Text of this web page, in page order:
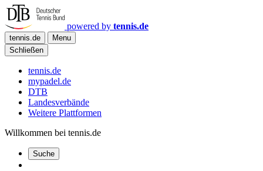
powered by tennis.de
tennis.de
Menu
Schließen
tennis.de
mypadel.de
DTB
Landesverbände
Weitere Plattformen
Willkommen bei tennis.de
Suche